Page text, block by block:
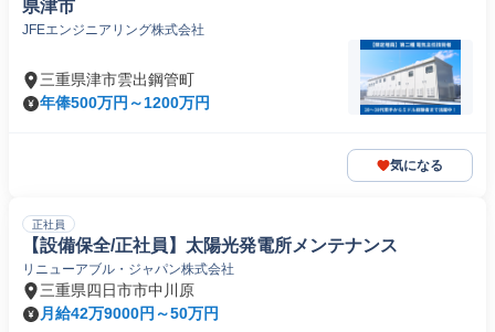
県津市
JFEエンジニアリング株式会社
三重県津市雲出鋼管町
年俸500万円～1200万円
気になる
正社員
【設備保全/正社員】太陽光発電所メンテナンス
リニューアブル・ジャパン株式会社
三重県四日市市中川原
月給42万9000円～50万円